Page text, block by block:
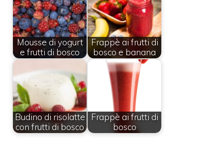
Mousse di yogurt
e frutti di bosco
Frappè ai frutti di
bosco e banana
Budino di risolatte
con frutti di bosco
Frappè ai frutti di
bosco